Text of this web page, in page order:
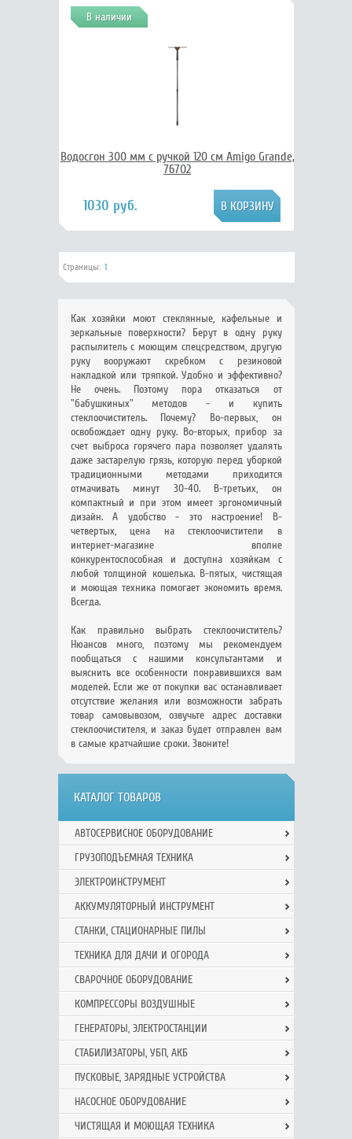
В наличии
Водосгон 300 мм с ручкой 120 см Amigo Grande,
76702
1030 руб.
Страницы: 1
Как хозяйки моют стеклянные, кафельные и
зеркальные поверхности? Берут в одну руку
распылитель с моющим спецсредством, другую
руку вооружают скребком с резиновой
накладкой или тряпкой. Удобно и эффективно?
Не очень. Поэтому пора отказаться от
"бабушкиных" методов - и купить
стеклоочиститель. Почему? Во-первых, он
освобождает одну руку. Во-вторых, прибор за
счет выброса горячего пара позволяет удалять
даже застарелую грязь, которую перед уборкой
традиционными методами приходится
отмачивать минут 30-40. В-третьих, он
компактный и при этом имеет эргономичный
дизайн. А удобство - это настроение! В-
четвертых, цена на стеклоочистители в
интернет-магазине вполне
конкурентоспособная и доступна хозяйкам с
любой толщиной кошелька. В-пятых, чистящая
и моющая техника помогает экономить время.
Всегда.
Как правильно выбрать стеклоочиститель?
Нюансов много, поэтому мы рекомендуем
пообщаться с нашими консультантами и
выяснить все особенности понравившихся вам
моделей. Если же от покупки вас останавливает
отсутствие желания или возможности забрать
товар самовывозом, озвучьте адрес доставки
стеклоочистителя, и заказ будет отправлен вам
в самые кратчайшие сроки. Звоните!
КАТАЛОГ ТОВАРОВ
АВТОСЕРВИСНОЕ ОБОРУДОВАНИЕ
ГРУЗОПОДЪЕМНАЯ ТЕХНИКА
ЭЛЕКТРОИНСТРУМЕНТ
АККУМУЛЯТОРНЫЙ ИНСТРУМЕНТ
СТАНКИ, СТАЦИОНАРНЫЕ ПИЛЫ
ТЕХНИКА ДЛЯ ДАЧИ И ОГОРОДА
СВАРОЧНОЕ ОБОРУДОВАНИЕ
КОМПРЕССОРЫ ВОЗДУШНЫЕ
ГЕНЕРАТОРЫ, ЭЛЕКТРОСТАНЦИИ
СТАБИЛИЗАТОРЫ, УБП, АКБ
ПУСКОВЫЕ, ЗАРЯДНЫЕ УСТРОЙСТВА
НАСОСНОЕ ОБОРУДОВАНИЕ
ЧИСТЯЩАЯ И МОЮЩАЯ ТЕХНИКА